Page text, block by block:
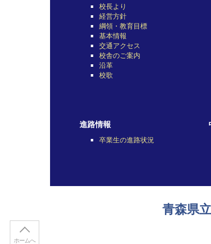
校長より
経営方針
綱領・教育目標
基本情報
交通アクセス
校舎のご案内
沿革
校歌
進路情報
卒業生の進路状況
青森県
ホームへ